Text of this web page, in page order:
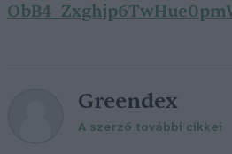
Greendex
A szerző további cikkei